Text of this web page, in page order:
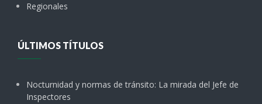
Regionales
ÚLTIMOS TÍTULOS
Nocturnidad y normas de tránsito: La mirada del Jefe de
Inspectores